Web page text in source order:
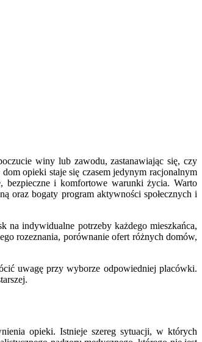
winy lub zawodu, zastanawiając się, czy
opieki staje się czasem jedynym racjonalnym
bezpieczne i komfortowe warunki życia. Warto
oraz bogaty program aktywności społecznych i
na indywidualne potrzeby każdego mieszkańca,
rozeznania, porównanie ofert różnych domów,
uwagę przy wyborze odpowiedniej placówki.
opieki. Istnieje szereg sytuacji, w których